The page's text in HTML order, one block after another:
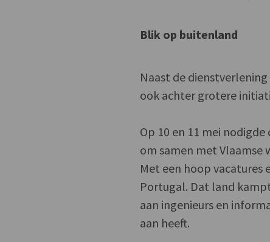
Blik op buitenland
Naast de
ook achter grotere
Op 10 en 11 mei
om samen met Vlaamse
Met een hoop vacatures
Portugal. Dat land
aan ingenieurs en
aan heeft.